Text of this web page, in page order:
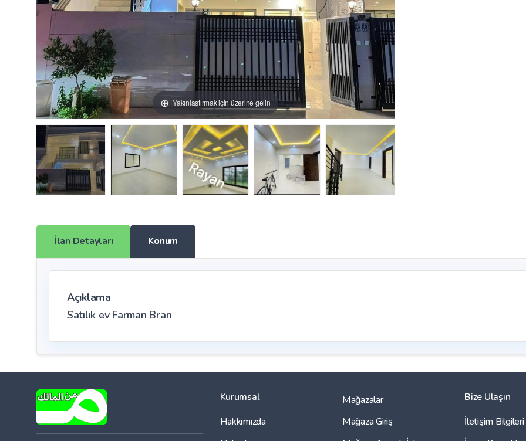
Yakınlaştırmak için üzerine gelin
İlan Detayları Konum
Açıklama
Satılık ev Farman Bran
Kurumsal
Hakkımızda
Mağazalar
Mağaza Giriş
Bize Ulaşın
İletişim Bilgileri